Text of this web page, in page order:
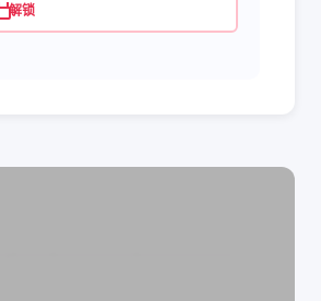
解锁